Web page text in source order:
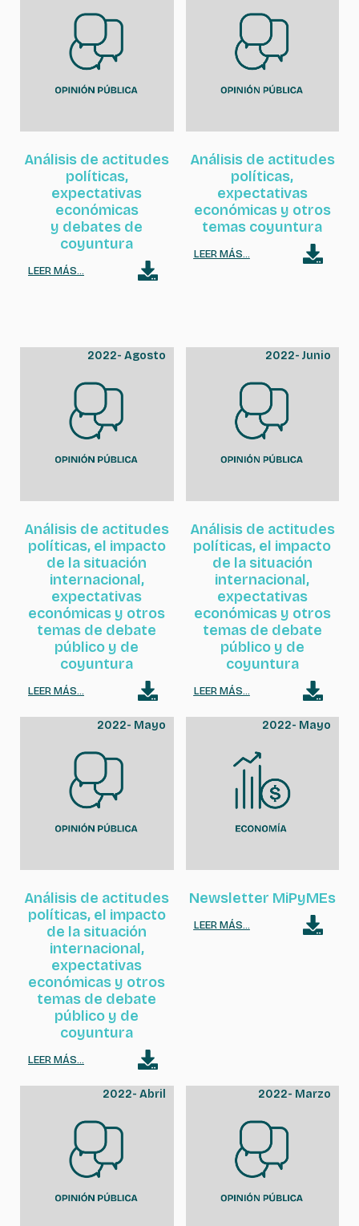
Análisis de actitudes
políticas,
expectativas
económicas
y debates de
coyuntura
LEER MÁS...
Análisis de actitudes
políticas,
expectativas
económicas y otros
temas coyuntura
LEER MÁS...
2022- Agosto
Análisis de actitudes
políticas, el impacto
de la situación
internacional,
expectativas
económicas y otros
temas de debate
público y de
coyuntura
LEER MÁS...
2022- Junio
Análisis de actitudes
políticas, el impacto
de la situación
internacional,
expectativas
económicas y otros
temas de debate
público y de
coyuntura
LEER MÁS...
2022- Mayo
Análisis de actitudes
políticas, el impacto
de la situación
internacional,
expectativas
económicas y otros
temas de debate
público y de
coyuntura
LEER MÁS...
2022- Mayo
Newsletter MiPyMEs
LEER MÁS...
2022- Abril 2022- Marzo